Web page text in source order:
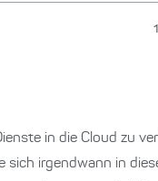
in die Cloud zu
sich irgendwann in